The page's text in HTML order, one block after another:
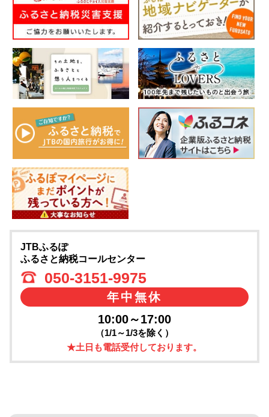
JTBふるぽ
ふるさと納税コールセンター
050-3151-9975
年中無休
10:00～17:00
（1/1～1/3を除く）
★土日も電話受付しております。